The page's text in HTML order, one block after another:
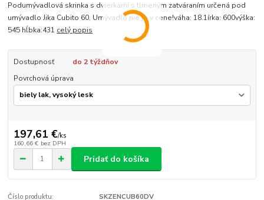
Podumývadlová skrinka s dvierkami s tlmeným zatváraním určená pod
umývadlo Jika Cubito 60. Umývadlo nie je v cene!váha: 18.1írka: 600výška:
545 hĺbka:431 celý popis
Dostupnosť
do 2 týždňov
Povrchová úprava
197,61 €/ks
160,66 € bez DPH
Pridať do košíka
Číslo produktu:
SKZENCUB60DV